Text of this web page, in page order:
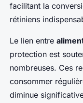
facilitant la
rétiniens
Le lien entre
protection est
nombreuses. Ces
consommer
diminue